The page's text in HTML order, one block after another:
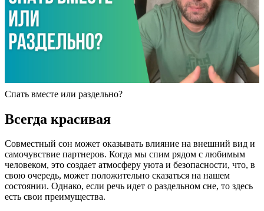
Спать вместе или раздельно?
Всегда красивая
Совместный сон может оказывать влияние на внешний вид и
самочувствие партнеров. Когда мы спим рядом с любимым
человеком, это создает атмосферу уюта и безопасности, что, в
свою очередь, может положительно сказаться на нашем
состоянии. Однако, если речь идет о раздельном сне, то здесь
есть свои преимущества.